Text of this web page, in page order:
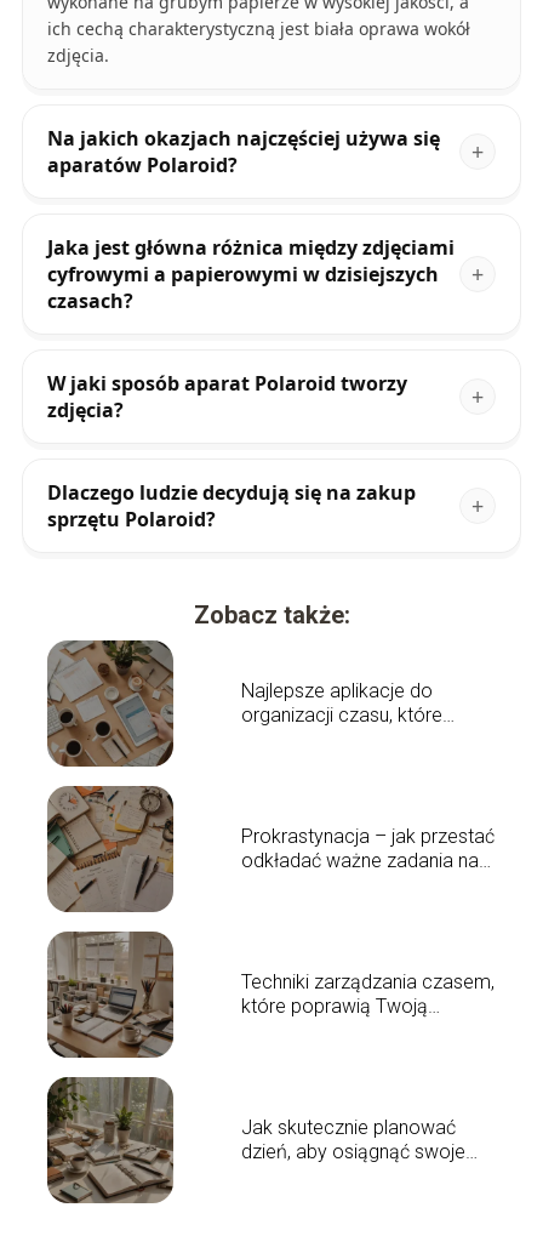
ich cechą charakterystyczną jest biała oprawa wokół
zdjęcia.
Na jakich okazjach najczęściej używa się
aparatów Polaroid?
Jaka jest główna różnica między zdjęciami
cyfrowymi a papierowymi w dzisiejszych
czasach?
W jaki sposób aparat Polaroid tworzy
zdjęcia?
Dlaczego ludzie decydują się na zakup
sprzętu Polaroid?
Zobacz także:
Najlepsze aplikacje do
organizacji czasu, które
Prokrastynacja – jak przestać
odkładać ważne zadania na
Techniki zarządzania czasem,
które poprawią Twoją
Jak skutecznie planować
dzień, aby osiągnąć swoje